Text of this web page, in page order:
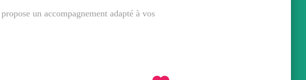
un accompagnement adapté à vos